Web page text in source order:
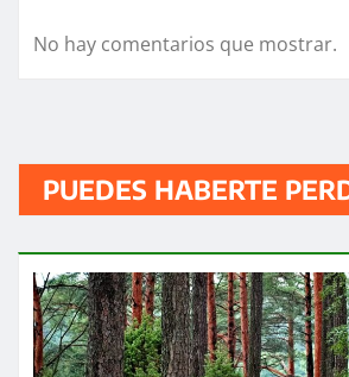
No hay comentarios que mostrar.
PUEDES HABERTE